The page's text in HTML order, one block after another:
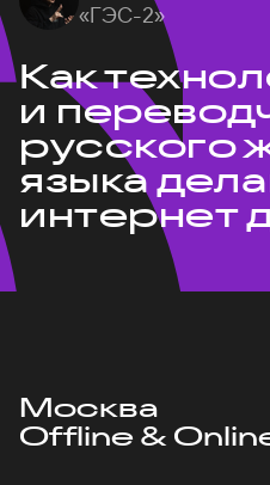
«ГЭС-2»
Как
и
русского
языка
интернет
Москва
Offline &